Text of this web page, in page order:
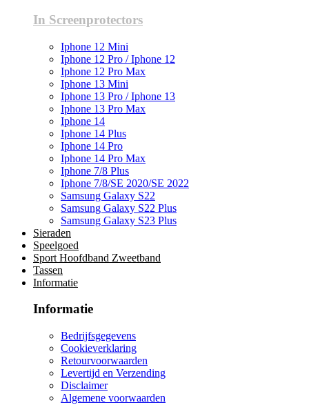
In Screenprotectors
Iphone 12 Mini
Iphone 12 Pro / Iphone 12
Iphone 12 Pro Max
Iphone 13 Mini
Iphone 13 Pro / Iphone 13
Iphone 13 Pro Max
Iphone 14
Iphone 14 Plus
Iphone 14 Pro
Iphone 14 Pro Max
Iphone 7/8 Plus
Iphone 7/8/SE 2020/SE 2022
Samsung Galaxy S22
Samsung Galaxy S22 Plus
Samsung Galaxy S23 Plus
Sieraden
Speelgoed
Sport Hoofdband Zweetband
Tassen
Informatie
Informatie
Bedrijfsgegevens
Cookieverklaring
Retourvoorwaarden
Levertijd en Verzending
Disclaimer
Algemene voorwaarden